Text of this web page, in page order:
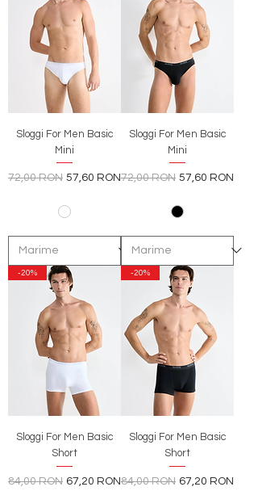
Sloggi For Men Basic
Mini
Preț normal
72,00 RON Preț redus
57,60 RON
Sloggi For Men Basic
Mini
Preț normal
72,00 RON Preț redus
57,60 RON
-20%
Sloggi For Men Basic
Short
Preț normal
84,00 RON Preț redus
67,20 RON
-20%
Sloggi For Men Basic
Short
Preț normal
84,00 RON Preț redus
67,20 RON